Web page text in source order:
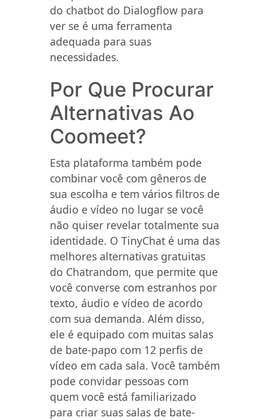
do chatbot do Dialogflow para
ver se é uma ferramenta
adequada para suas
necessidades.
Por Que Procurar
Alternativas Ao
Coomeet?
Esta plataforma também pode
combinar você com gêneros de
sua escolha e tem vários filtros de
áudio e vídeo no lugar se você
não quiser revelar totalmente sua
identidade. O TinyChat é uma das
melhores alternativas gratuitas
do Chatrandom, que permite que
você converse com estranhos por
texto, áudio e vídeo de acordo
com sua demanda. Além disso,
ele é equipado com muitas salas
de bate-papo com 12 perfis de
vídeo em cada sala. Você também
pode convidar pessoas com
quem você está familiarizado
para criar suas salas de bate-